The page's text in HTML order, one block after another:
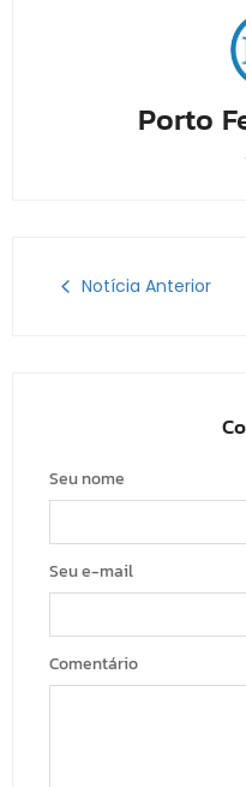
Porto
Notícia Anterior
Seu nome
Seu e-mail
Comentário